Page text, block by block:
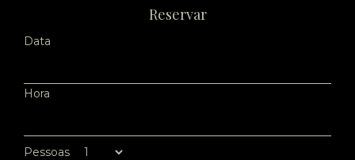
Reservar
Data
Hora
Pessoas